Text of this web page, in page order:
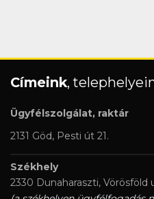
Címeink,
Ügyfélszolgálat, raktár
2131 Göd, Pesti út 21.
Székhely
2330 Dunaharaszti, Vörösföld